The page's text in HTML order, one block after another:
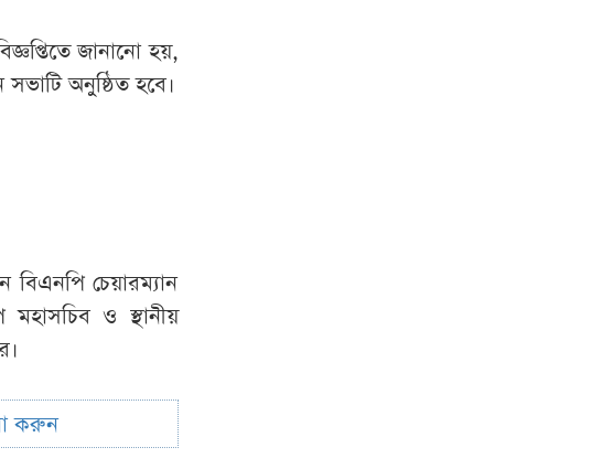
জানানো হয়,
অনুষ্ঠিত হবে।
বিএনপি চেয়ারম্যান
মহাসচিব ও স্থানীয়
করুন